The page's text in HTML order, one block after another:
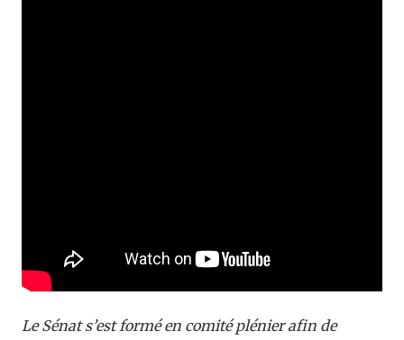
Le Sénat s’est formé en comité plénier afin de